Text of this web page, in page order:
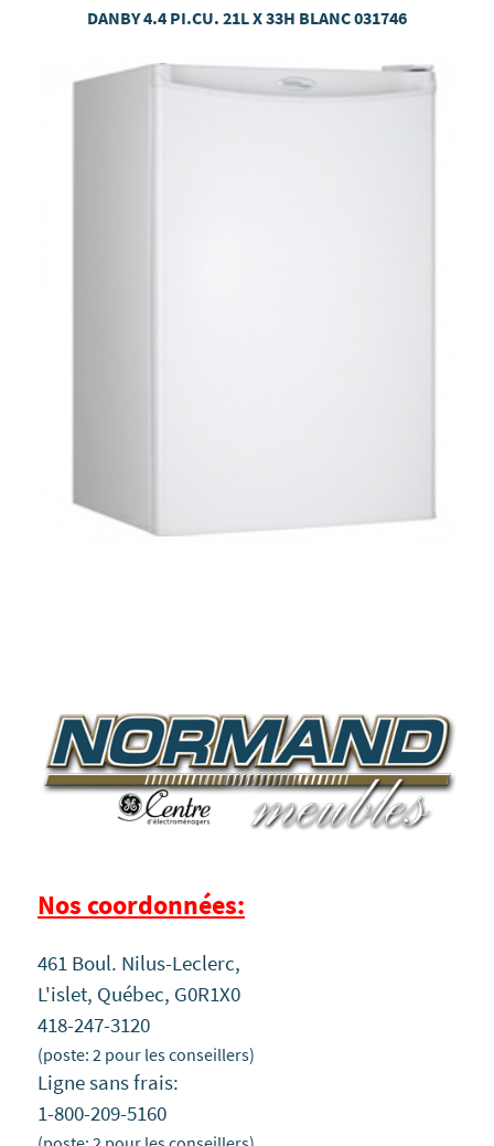
DANBY 4.4 PI.CU. 21L X 33H BLANC031746
Nos coordonnées:
461 Boul. Nilus-Leclerc,
L'islet, Québec, G0R1X0
418-247-3120
(poste: 2 pour les conseillers)
Ligne sans frais:
1-800-209-5160